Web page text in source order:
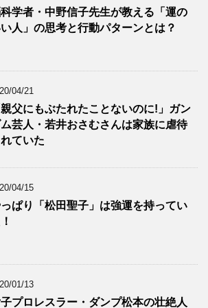
学者・中野信子先生が教える「運の
人」の思考と行動パターンとは？
04/21
親父にもぶたれたことないのに!」ガン
芸人・若井おさむさんは家族に虐待
ていた
04/15
ぱり「松田聖子」は強運を持ってい
01/13
プロレスラー・ダンプ松本の壮絶人